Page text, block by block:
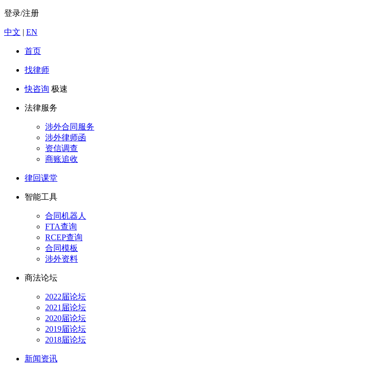
登录/注册
中文 | EN
首页
找律师
快咨询 极速
法律服务
涉外合同服务
涉外律师函
资信调查
商账追收
律回课堂
智能工具
合同机器人
FTA查询
RCEP查询
合同模板
涉外资料
商法论坛
2022届论坛
2021届论坛
2020届论坛
2019届论坛
2018届论坛
新闻资讯